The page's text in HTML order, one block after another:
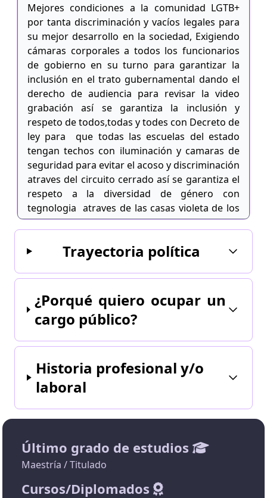
Mejores condiciones a la comunidad LGTB+
por tanta discriminación y vacíos legales para
su mejor desarrollo en la sociedad, Exigiendo
cámaras corporales a todos los funcionarios
de gobierno en su turno para garantizar la
inclusión en el trato gubernamental dando el
derecho de audiencia para revisar la video
grabación así se garantiza la inclusión y
respeto de todos,todas y todes con Decreto de
ley para que todas las escuelas del estado
tengan techos con iluminación y camaras de
seguridad para evitar el acoso y discriminación
atraves del circuito cerrado así se garantiza el
respeto a la diversidad de género con
tegnologia atraves de las casas violeta de los
municipios para garantizar su adecuada
Trayectoria política
¿Porqué quiero ocupar un
cargo público?
Historia profesional y/o
laboral
Último grado de estudios
Maestría / Titulado
Cursos/Diplomados